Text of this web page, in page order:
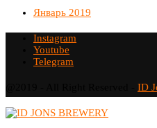
Январь 2019
Instagram
Youtube
Telegram
ID